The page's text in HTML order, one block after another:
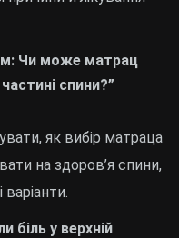
Чи може матрац
спини?”
як вибір матраца
на здоров’я спини,
біль у верхній